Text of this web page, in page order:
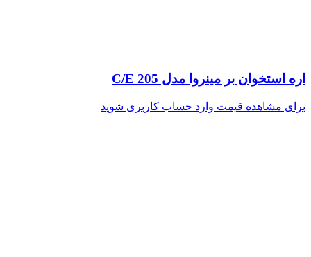
اره استخوان بر مینروا مدل C/E 205
برای مشاهده قیمت وارد حساب کاربری شوید